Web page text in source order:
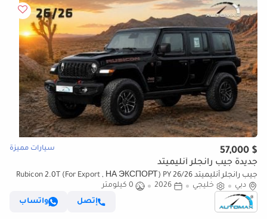
$ 57,000 سيارات مميزة
جديدة جيب رانجلر أنليميتد
جيب رانجلر أنليميتد Rubicon 2.0T (For Export , НА ЭКСПОРТ) PY 26/26
XTREME 4x4 GCC Без пробега
دبي خليجي 2026
0 كيلومتر
إتصل
واتساب